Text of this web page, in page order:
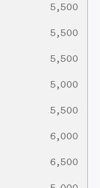
5,500
5,500
5,500
5,000
5,500
6,000
6,500